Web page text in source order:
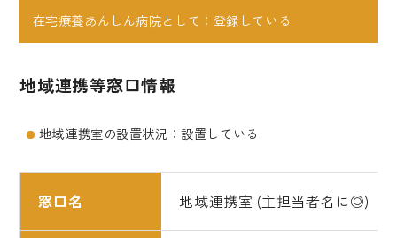
在宅療養あんしん病院として：登録している
地域連携等窓口情報
地域連携室の設置状況：設置している
窓口名 地域連携室 (主担当者名に◎) 畑